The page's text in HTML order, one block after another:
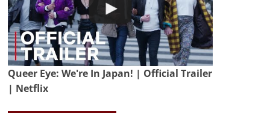
Queer Eye: We're In Japan! | Official Trailer
| Netflix